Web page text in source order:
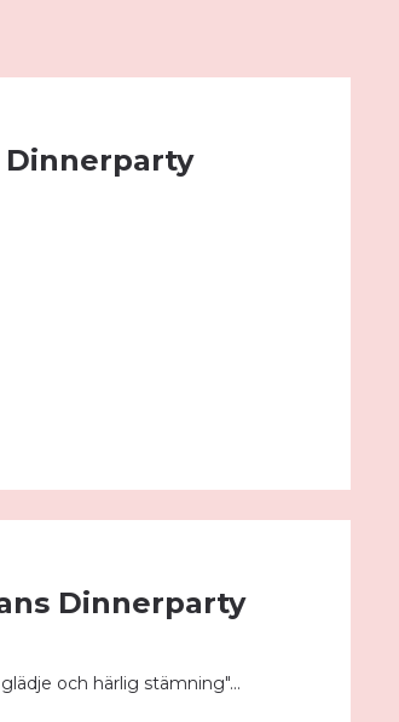
Dinnerparty
Dinnerparty
och härlig stämning"...